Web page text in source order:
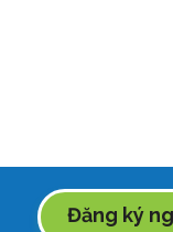
Đăng ký